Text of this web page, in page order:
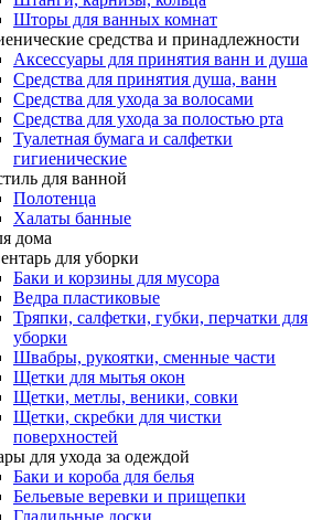
Шторы для ванных комнат
средства и принадлежности
Аксессуары для принятия ванн и душа
Средства для принятия душа, ванн
Средства для ухода за волосами
Средства для ухода за полостью рта
Туалетная бумага и салфетки
гигиенические
для ванной
Полотенца
Халаты банные
дома
для уборки
Баки и корзины для мусора
Ведра пластиковые
Тряпки, салфетки, губки, перчатки для
уборки
Швабры, рукоятки, сменные части
Щетки для мытья окон
Щетки, метлы, веники, совки
Щетки, скребки для чистки
поверхностей
для ухода за одеждой
Баки и короба для белья
Бельевые веревки и прищепки
Гладильные доски